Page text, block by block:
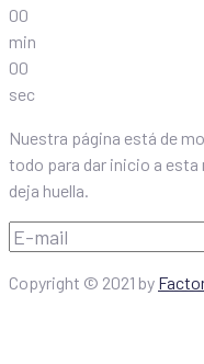
00
min
00
sec
Nuestra página está de
todo para dar inicio a esta
deja huella.
Copyright © 2021 by